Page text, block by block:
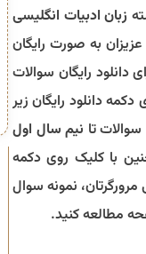
زبان ادبیات انگلیسی
به صورت رایگان
دانلود رایگان سوالات
دانلود رایگان زیر
نیم سال اول
با کلیک روی دکمه
نمونه سوال
مطالعه کنید.